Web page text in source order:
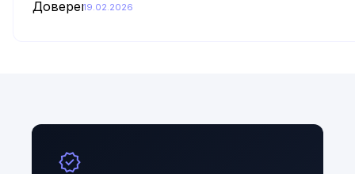
19.02.2026
verified